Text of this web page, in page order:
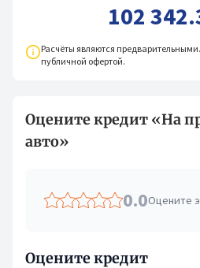
102
Расчёты являются
публичной офертой.
Оцените кредит «На
авто»
0.0Оцените
Оцените кредит